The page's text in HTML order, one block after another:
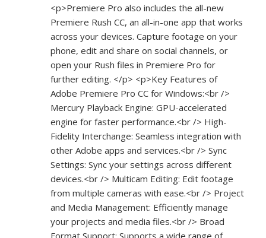
<p>Premiere Pro also includes the all-new
Premiere Rush CC, an all-in-one app that works
across your devices. Capture footage on your
phone, edit and share on social channels, or
open your Rush files in Premiere Pro for
further editing. </p> <p>Key Features of
Adobe Premiere Pro CC for Windows:<br />
Mercury Playback Engine: GPU-accelerated
engine for faster performance.<br /> High-
Fidelity Interchange: Seamless integration with
other Adobe apps and services.<br /> Sync
Settings: Sync your settings across different
devices.<br /> Multicam Editing: Edit footage
from multiple cameras with ease.<br /> Project
and Media Management: Efficiently manage
your projects and media files.<br /> Broad
Format Support: Supports a wide range of